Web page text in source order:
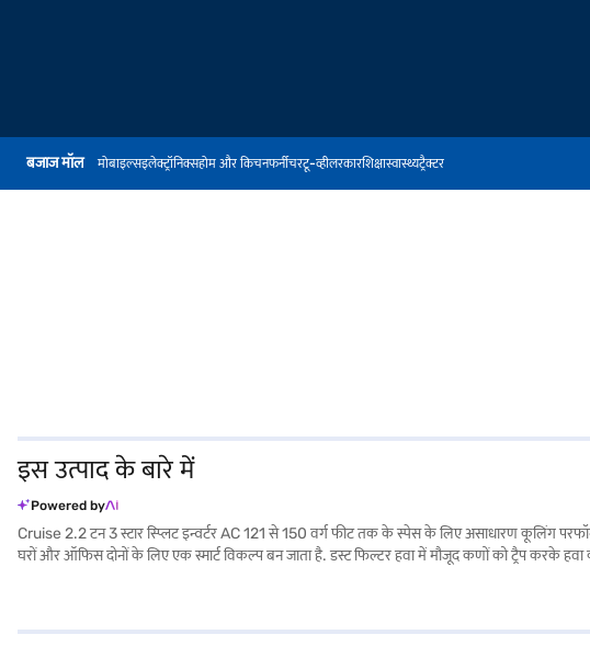
बजाज मॉल मोबाइल्सइलेक्ट्रॉनिक्सहोम और किचनफर्नीचरटू-व्हीलरकारशिक्षास्वास्थ्यट्रैक्टर
इस उत्पाद के बारे में
Powered by
Cruise 2.2 टन 3 स्टार स्प्लिट इन्वर्टर AC 121 से 150 वर्ग फीट तक के स्पेस के लिए असाधारण कूलिंग
घरों और ऑफिस दोनों के लिए एक स्मार्ट विकल्प बन जाता है. डस्ट फिल्टर हवा में मौजूद कणों को ट्रैप करके
Cruise 2.2 टन 3 स्टार स्प्लिट इन्वर्टर AC के बारे में सभी आवश्यक जानकारी पाएं. अपना पसंदीदा